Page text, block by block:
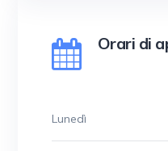
Orari di
Lunedì